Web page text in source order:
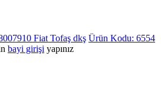
Fiat Tofaş dkş Ürün Kodu: 6554
bayi girişi yapınız